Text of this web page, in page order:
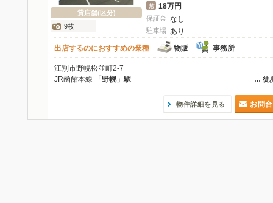
貸店舗(区分)
9枚
敷 18万円
保証金 なし
駐車場 あり
出店するのにおすすめの業種
物販 事務所
江別市野幌松並町2-7
… 徒
JR函館本線 「野幌」駅
物件詳細を見る お問